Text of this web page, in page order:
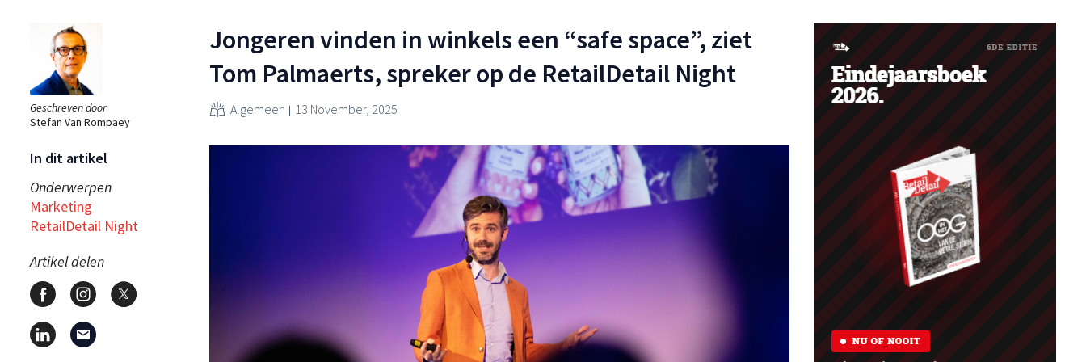
Geschreven door
Stefan Van Rompaey
In dit artikel
Onderwerpen
Marketing
RetailDetail Night
Artikel delen
Jongeren vinden in winkels een “safe space”, ziet
Tom Palmaerts, spreker op de RetailDetail Night
Algemeen 13 November, 2025